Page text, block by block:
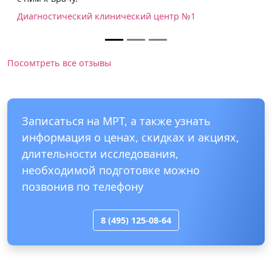
очень уважительно.
Записаться на МРТ, а также узнать
информация о ценах, скидках и акциях,
длительности исследования,
необходимой подготовке можно
8 (495) 125-08-64